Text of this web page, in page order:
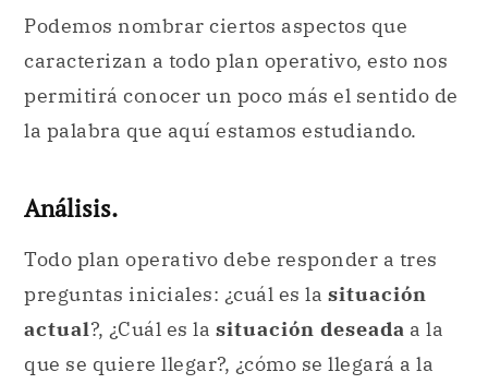
Podemos nombrar ciertos aspectos que
caracterizan a todo plan operativo, esto nos
permitirá conocer un poco más el sentido de
la palabra que aquí estamos estudiando.
Análisis.
Todo plan operativo debe responder a tres
preguntas iniciales: ¿cuál es la situación
actual?, ¿Cuál es la situación deseada a la
que se quiere llegar?, ¿cómo se llegará a la